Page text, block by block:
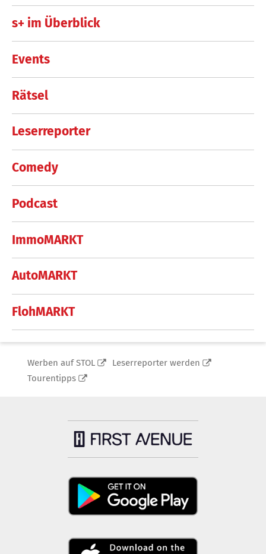
s+ im Überblick
Events
Rätsel
Leserreporter
Comedy
Podcast
ImmoMARKT
AutoMARKT
FlohMARKT
Werben auf STOL
Leserreporter werden
Tourentipps